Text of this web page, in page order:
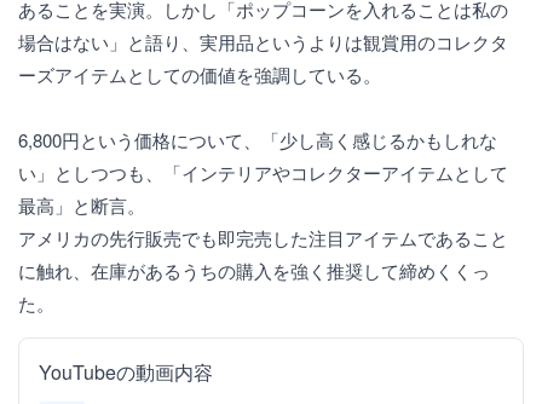
あることを実演。しかし「ポップコーンを入れることは私の
場合はない」と語り、実用品というよりは観賞用のコレクタ
ーズアイテムとしての価値を強調している。
6,800円という価格について、「少し高く感じるかもしれな
い」としつつも、「インテリアやコレクターアイテムとして
最高」と断言。
アメリカの先行販売でも即完売した注目アイテムであること
に触れ、在庫があるうちの購入を強く推奨して締めくくっ
た。
YouTubeの動画内容